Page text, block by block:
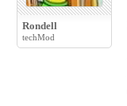
Rondell
techMod